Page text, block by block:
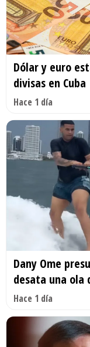
Dólar y euro
divisas en Cuba
Hace 1 día
Dany Ome
desata una ola
Hace 1 día